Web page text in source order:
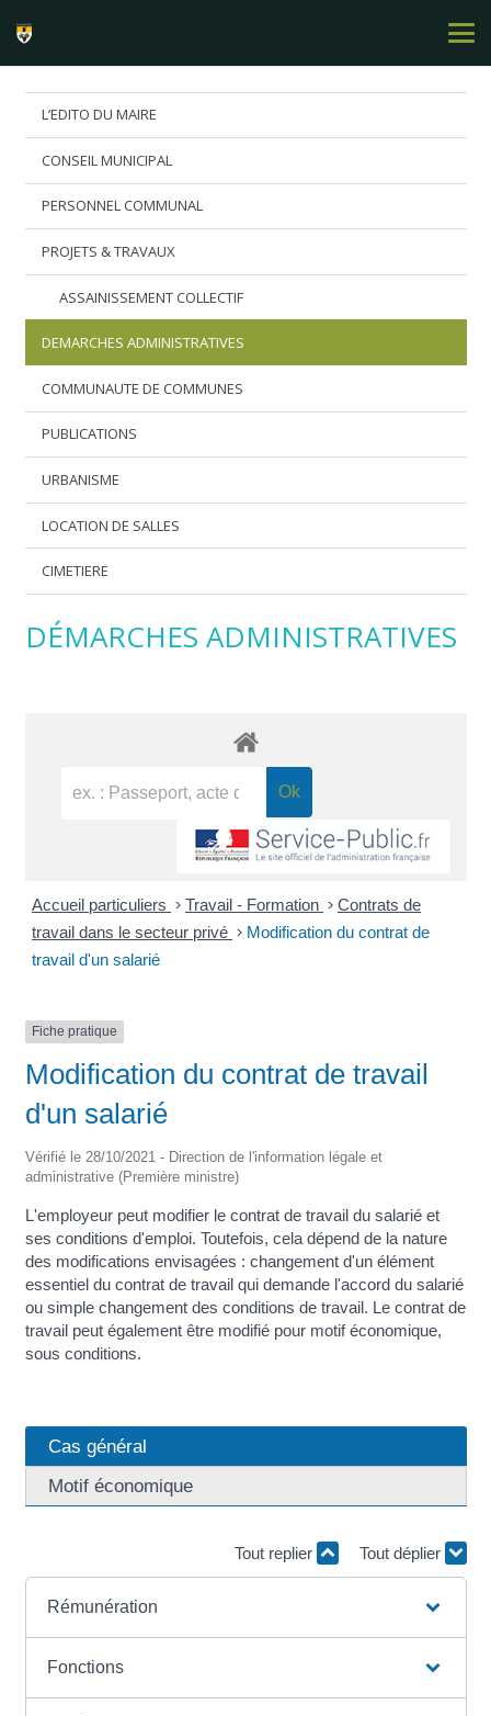
L’EDITO DU MAIRE
CONSEIL MUNICIPAL
PERSONNEL COMMUNAL
PROJETS & TRAVAUX
ASSAINISSEMENT COLLECTIF
DEMARCHES ADMINISTRATIVES
COMMUNAUTE DE COMMUNES
PUBLICATIONS
URBANISME
LOCATION DE SALLES
CIMETIERE
DÉMARCHES ADMINISTRATIVES
Accueil particuliers > Travail - Formation > Contrats de
travail dans le secteur privé > Modification du contrat de
travail d'un salarié
Fiche pratique
Modification du contrat de travail
d'un salarié
Vérifié le 28/10/2021 - Direction de l'information légale et
administrative (Première ministre)
L'employeur peut modifier le contrat de travail du salarié et
ses conditions d'emploi. Toutefois, cela dépend de la nature
des modifications envisagées : changement d'un élément
essentiel du contrat de travail qui demande l'accord du salarié
ou simple changement des conditions de travail. Le contrat de
travail peut également être modifié pour motif économique,
sous conditions.
Cas général
Motif économique
Tout replier Tout déplier
Rémunération
Fonctions